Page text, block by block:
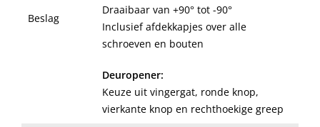
Beslag
Draaibaar van +90° tot -90°
Inclusief afdekkapjes over alle
schroeven en bouten
Deuropener:
Keuze uit vingergat, ronde knop,
vierkante knop en rechthoekige greep